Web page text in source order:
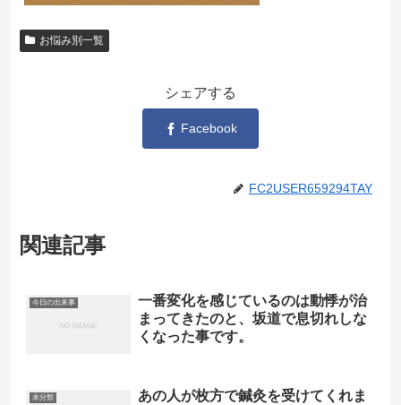
お悩み別一覧
シェアする
Facebook
FC2USER659294TAY
関連記事
今日の出来事
一番変化を感じているのは動悸が治
まってきたのと、坂道で息切れしな
くなった事です。
未分類
あの人が枚方で鍼灸を受けてくれま